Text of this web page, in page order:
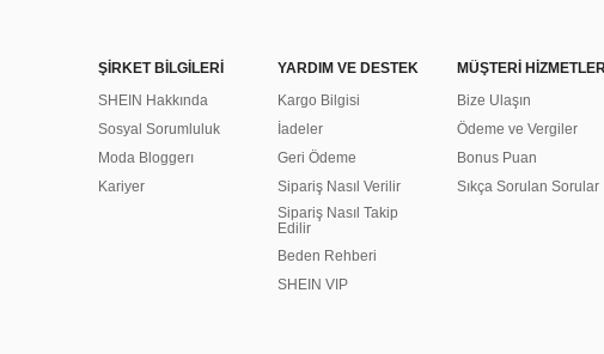
ŞİRKET BİLGİLERİ
SHEIN Hakkında
Sosyal Sorumluluk
Moda Bloggerı
Kariyer
YARDIM VE DESTEK
Kargo Bilgisi
İadeler
Geri Ödeme
Sipariş Nasıl Verilir
Sipariş Nasıl Takip
Edilir
Beden Rehberi
SHEIN VIP
MÜŞTERİ
Bize Ulaşın
Ödeme ve Vergiler
Bonus Puan
Sıkça Sorulan Sorular